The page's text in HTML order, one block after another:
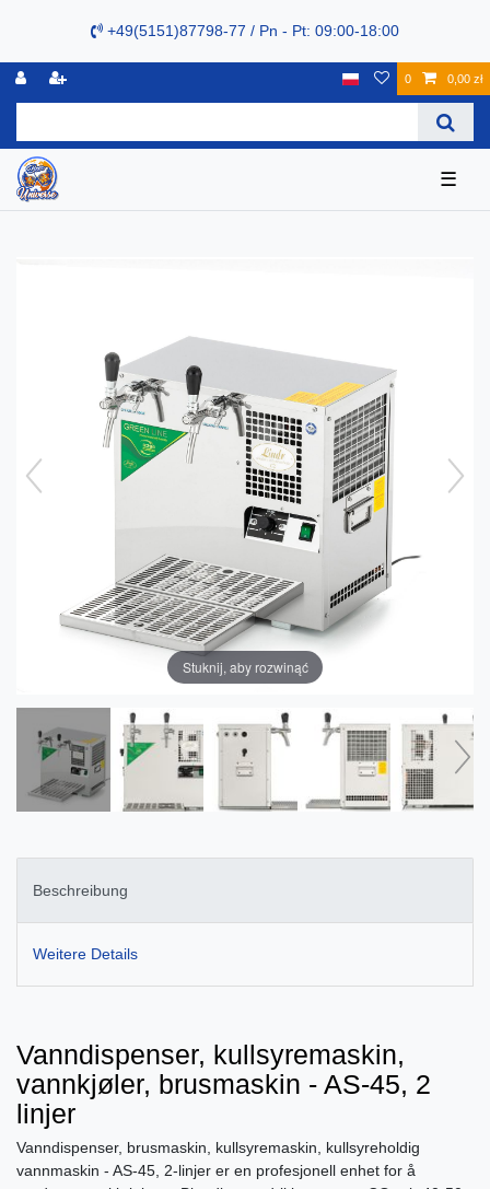
+49(5151)87798-77 / Pn - Pt: 09:00-18:00
0 0,00 zł
☰
Stuknij, aby rozwinąć
Beschreibung
Weitere Details
Vanndispenser, kullsyremaskin,
vannkjøler, brusmaskin - AS-45, 2
linjer
Vanndispenser, brusmaskin, kullsyremaskin, kullsyreholdig
vannmaskin - AS-45, 2-linjer er en profesjonell enhet for å